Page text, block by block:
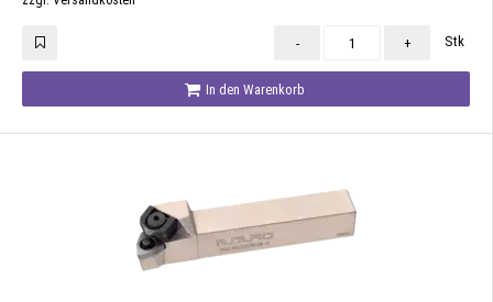
- + Stk
In den Warenkorb